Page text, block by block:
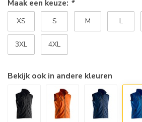
Maak een keuze: *
XS S M L
3XL 4XL
Bekijk ook in andere kleuren